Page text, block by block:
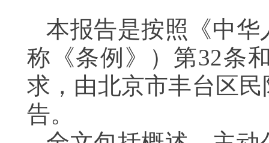
本报告是按照《中
称《条例》）第32条
求，由北京市丰台区
告。